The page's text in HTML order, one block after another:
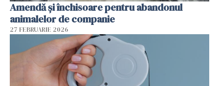
Amendă și închisoare pentru abandonul
animalelor de companie
27 FEBRUARIE 2026